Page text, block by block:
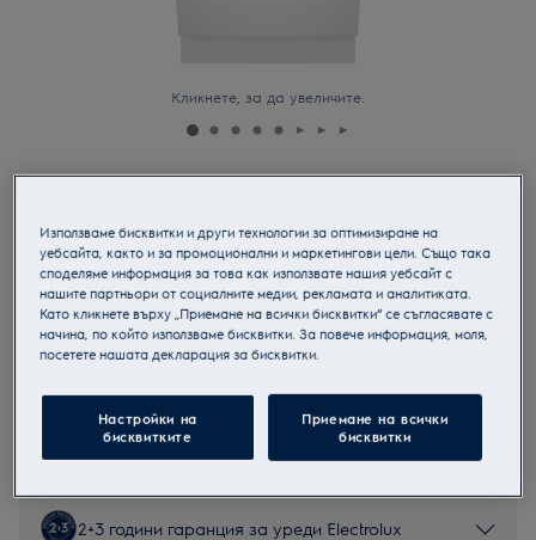
Кликнете, за да увеличите.
Тихи съдомиялни машини
Продуктов информационен лист
безопасност съгласно регламент на ЕС 2023/988 са
изброени в глава 1 и 2 на ръководството за потребителя.
За безопасно използване на продукта прочетете
2+3 години гаранция за уреди Electrolux
Използваме бисквитки и други технологии за оптимизиране на
уебсайта, както и за промоционални и маркетингови цели. Също така
споделяме информация за това как използвате нашия уебсайт с
нашите партньори от социалните медии, рекламата и аналитиката.
Като кликнете върху „Приемане на всички бисквитки“ се съгласявате с
начина, по който използваме бисквитки. За повече информация, моля,
посетете нашата декларация за бисквитки.
Настройки на
бисквитките
Приемане на всички
бисквитки